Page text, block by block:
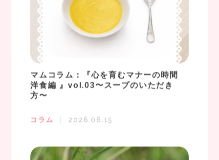
マムコラム：『心を育むマナーの時間
洋食編 』vol.03〜スープのいただき
方〜
コラム 2026.06.15